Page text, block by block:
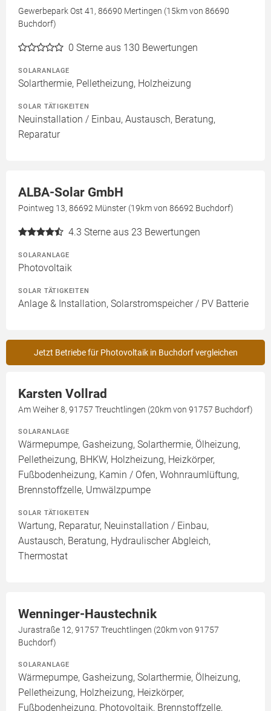
Gewerbepark Ost 41, 86690 Mertingen (15km von 86690
Buchdorf)
0 Sterne aus 130 Bewertungen
SOLARANLAGE
Solarthermie, Pelletheizung, Holzheizung
SOLAR TÄTIGKEITEN
Neuinstallation / Einbau, Austausch, Beratung,
Reparatur
ALBA-Solar GmbH
Pointweg 13, 86692 Münster (19km von 86692 Buchdorf)
4.3 Sterne aus 23 Bewertungen
SOLARANLAGE
Photovoltaik
SOLAR TÄTIGKEITEN
Anlage & Installation, Solarstromspeicher / PV Batterie
Jetzt Betriebe für Photovoltaik in Buchdorf vergleichen
Karsten Vollrad
Am Weiher 8, 91757 Treuchtlingen (20km von 91757 Buchdorf)
SOLARANLAGE
Wärmepumpe, Gasheizung, Solarthermie, Ölheizung,
Pelletheizung, BHKW, Holzheizung, Heizkörper,
Fußbodenheizung, Kamin / Ofen, Wohnraumlüftung,
Brennstoffzelle, Umwälzpumpe
SOLAR TÄTIGKEITEN
Wartung, Reparatur, Neuinstallation / Einbau,
Austausch, Beratung, Hydraulischer Abgleich,
Thermostat
Wenninger-Haustechnik
Jurastraße 12, 91757 Treuchtlingen (20km von 91757
Buchdorf)
SOLARANLAGE
Wärmepumpe, Gasheizung, Solarthermie, Ölheizung,
Pelletheizung, Holzheizung, Heizkörper,
Fußbodenheizung, Photovoltaik, Brennstoffzelle,